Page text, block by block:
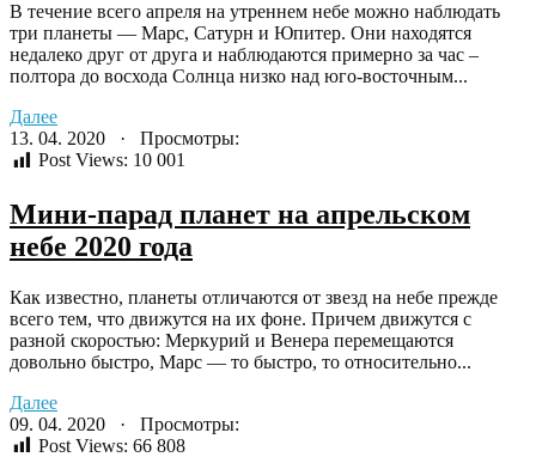
В течение всего апреля на утреннем небе можно наблюдать
три планеты — Марс, Сатурн и Юпитер. Они находятся
недалеко друг от друга и наблюдаются примерно за час –
полтора до восхода Солнца низко над юго-восточным...
Далее
13. 04. 2020 · Просмотры:
Post Views: 10 001
Мини-парад планет на апрельском
небе 2020 года
Как известно, планеты отличаются от звезд на небе прежде
всего тем, что движутся на их фоне. Причем движутся с
разной скоростью: Меркурий и Венера перемещаются
довольно быстро, Марс — то быстро, то относительно...
Далее
09. 04. 2020 · Просмотры:
Post Views: 66 808